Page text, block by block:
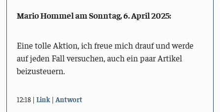
Mario Hommel amSonntag, 6. April 2025:
Eine tolle Aktion, ich freue mich drauf und werde
auf jeden Fall versuchen, auch ein paar Artikel
beizusteuern.
12:18 Link Antwort